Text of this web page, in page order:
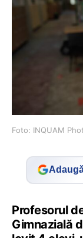
Foto: INQUAM
Profesorul
Gimnazială